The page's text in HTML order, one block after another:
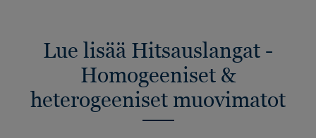
Lue lisää Hitsauslangat -
Homogeeniset &
heterogeeniset muovimatot